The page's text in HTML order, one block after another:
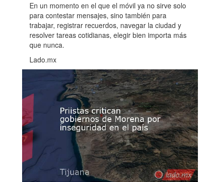
En un momento en el que el móvil ya no sirve solo
para contestar mensajes, sino también para
trabajar, registrar recuerdos, navegar la ciudad y
resolver tareas cotidianas, elegir bien importa más
que nunca.
Lado.mx